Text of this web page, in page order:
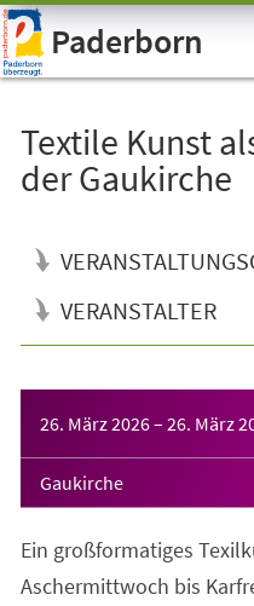
Visuelle
Assistenzsoftware
öffnen.Paderborn
Textile Kunst
der Gaukirche
VERANSTALTER
26. März 2026– 26. März
Gaukirche
Ein großformatiges
Aschermittwoch bis